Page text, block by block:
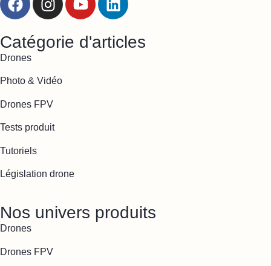
Catégorie d'articles
Drones
Photo & Vidéo
Drones FPV
Tests produit
Tutoriels
Législation drone
Nos univers produits
Drones
Drones FPV